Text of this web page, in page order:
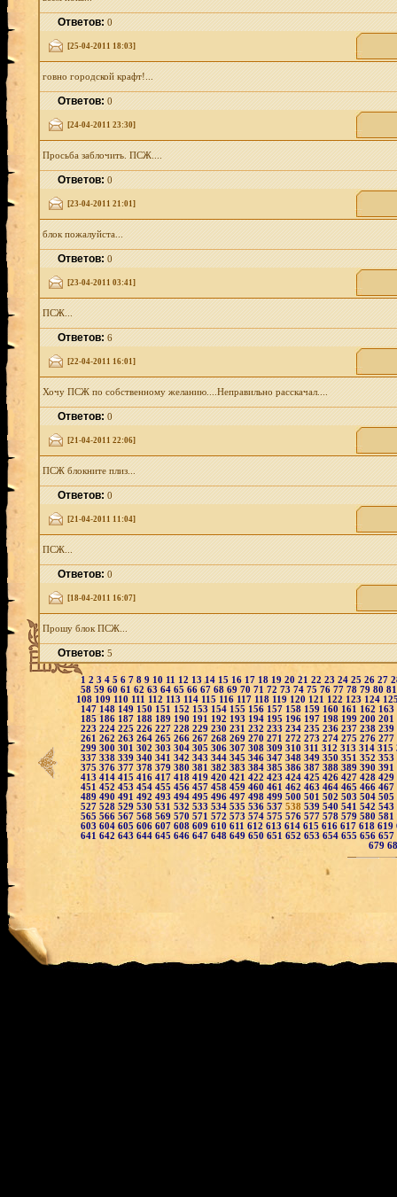
Ответов:0
[25-04-2011 18:03]
говно городской крафт!...
Ответов:0
[24-04-2011 23:30]
Просьба заблочить. ПСЖ....
Ответов:0
[23-04-2011 21:01]
блок пожалуйста...
Ответов:0
[23-04-2011 03:41]
ПСЖ...
Ответов:6
[22-04-2011 16:01]
Хочу ПСЖ по собственному желанию....Неправильно расскачал....
Ответов:0
[21-04-2011 22:06]
ПСЖ блокните плиз...
Ответов:0
[21-04-2011 11:04]
ПСЖ...
Ответов:0
[18-04-2011 16:07]
Прошу блок ПСЖ...
Ответов:5
1 2 3 4 5 6 7 8 9 10 11 12 1314 15 16 17 18 19 20 21 22 23 24 25 26 27
58 59 60 61 62 63 64 65 66 67 68 69 70 71 72 73 74 75 76 77 78 79 80
108 109 110 111 112 113 114 115 116 117 118 119 120 121 122 123 124
147 148 149 150 151 152 153 154 155 156 157 158 159 160 161 162 163
185 186 187 188 189 190 191 192 193 194 195 196 197 198 199 200 201
223 224 225 226 227 228 229 230 231 232 233 234 235 236 237 238 239
261 262 263 264 265 266 267 268 269 270 271 272 273 274 275 276 277
299 300 301 302 303 304 305 306 307 308 309 310 311 312 313 314 315
337 338 339 340 341 342 343 344 345 346 347 348 349 350 351 352 353
375 376 377 378 379 380 381 382 383 384 385 386 387 388 389 390 391
413 414 415 416 417 418 419 420 421 422 423 424 425 426 427 428 429
451 452 453 454 455 456 457 458 459 460 461 462 463 464 465 466 467
489 490 491 492 493 494 495 496 497 498 499 500 501 502 503 504 505
527 528 529 530 531 532 533 534 535 536 537 538 539 540 541 542 543
565 566 567 568 569 570 571 572 573 574 575 576 577 578 579 580 581
603 604 605 606 607 608 609 610 611 612 613 614 615 616 617 618 619
641 642 643 644 645 646 647 648 649 650 651 652 653 654 655 656 657
679